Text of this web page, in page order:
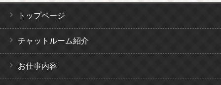
トップページ
チャットルーム紹介
お仕事内容